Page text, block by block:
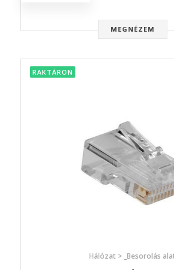
MEGNÉZEM
RAKTÁRON
Hálózat > _Besorolás